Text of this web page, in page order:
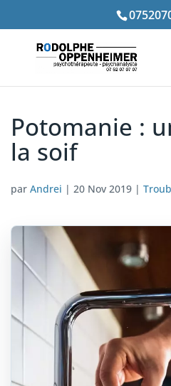
Potomanie :
la soif
par Andrei | 20 Nov 2019 |